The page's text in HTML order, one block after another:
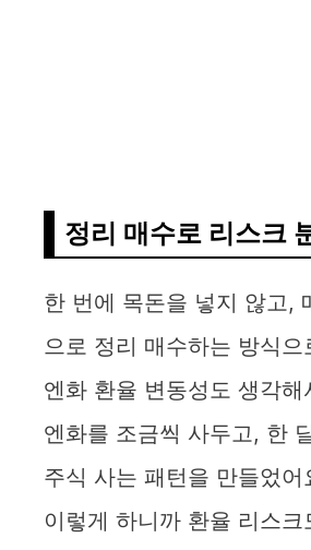
정리 매수로 리스크
한 번에 목돈을 넣지 않고,
으로 정리 매수하는 방식으
엔화 환율 변동성도 생각해
엔화를 조금씩 사두고, 한
주식 사는 패턴을 만들었어
이렇게 하니까 환율 리스크